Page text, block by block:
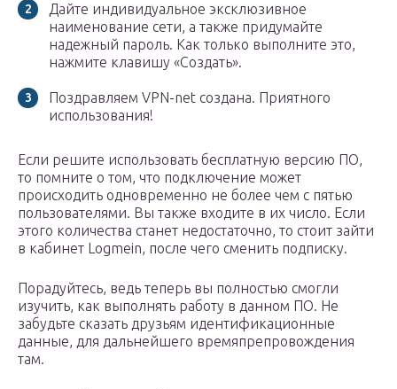
Дайте индивидуальное эксклюзивное
наименование сети, а также придумайте
надежный пароль. Как только выполните это,
нажмите клавишу «Создать».
Поздравляем VPN-net создана. Приятного
использования!
Если решите использовать бесплатную версию ПО,
то помните о том, что подключение может
происходить одновременно не более чем с пятью
пользователями. Вы также входите в их число. Если
этого количества станет недостаточно, то стоит зайти
в кабинет Logmein, после чего сменить подписку.
Порадуйтесь, ведь теперь вы полностью смогли
изучить, как выполнять работу в данном ПО. Не
забудьте сказать друзьям идентификационные
данные, для дальнейшего времяпрепровождения
там.